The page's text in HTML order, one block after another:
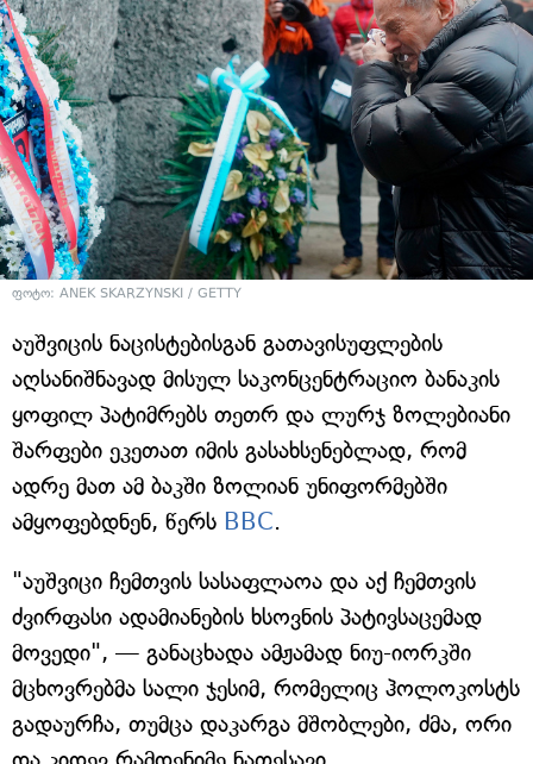
ფოტო: ANEK SKARZYNSKI / GETTY
აუშვიცის ნაცისტებისგან გათავისუფლების
აღსანიშნავად მისულ საკონცენტრაციო ბანაკის
ყოფილ პატიმრებს თეთრ და ლურჯ ზოლებიანი
შარფები ეკეთათ იმის გასახსენებლად, რომ
ადრე მათ ამ ბაკში ზოლიან უნიფორმებში
ამყოფებდნენ, წერს BBC.
"აუშვიცი ჩემთვის სასაფლაოა და აქ ჩემთვის
ძვირფასი ადამიანების ხსოვნის პატივსაცემად
მოვედი", — განაცხადა ამჟამად ნიუ-იორკში
მცხოვრებმა სალი ჯესიმ, რომელიც ჰოლოკოსტს
გადაურჩა, თუმცა დაკარგა მშობლები, ძმა, ორი